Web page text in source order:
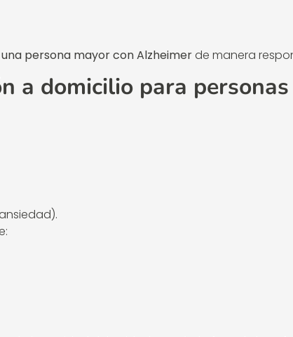
persona mayor con Alzheimerde manera
a domicilio para